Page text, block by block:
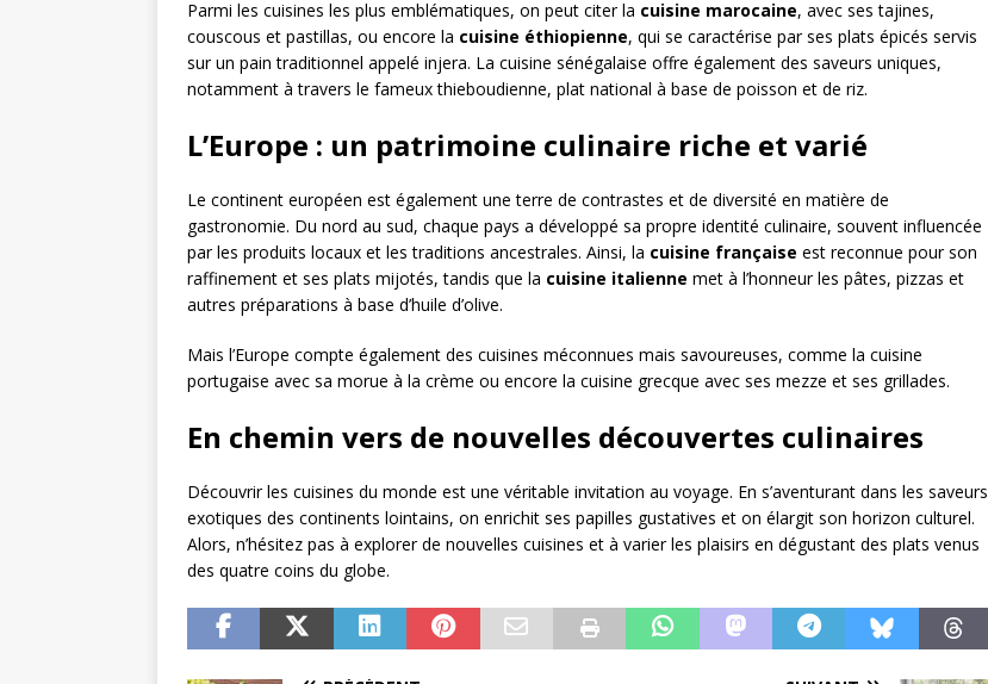
Parmi les cuisines les plus emblématiques, on peut citer la cuisine marocaine, avec ses tajines,
couscous et pastillas, ou encore la cuisine éthiopienne, qui se caractérise par ses plats épicés servis
sur un pain traditionnel appelé injera. La cuisine sénégalaise offre également des saveurs uniques,
notamment à travers le fameux thieboudienne, plat national à base de poisson et de riz.
L’Europe : un patrimoine culinaire riche et varié
Le continent européen est également une terre de contrastes et de diversité en matière de
gastronomie. Du nord au sud, chaque pays a développé sa propre identité culinaire, souvent influencée
par les produits locaux et les traditions ancestrales. Ainsi, la cuisine française est reconnue pour son
raffinement et ses plats mijotés, tandis que la cuisine italienne met à l’honneur les pâtes, pizzas et
autres préparations à base d’huile d’olive.
Mais l’Europe compte également des cuisines méconnues mais savoureuses, comme la cuisine
portugaise avec sa morue à la crème ou encore la cuisine grecque avec ses mezze et ses grillades.
En chemin vers de nouvelles découvertes culinaires
Découvrir les cuisines du monde est une véritable invitation au voyage. En s’aventurant dans les saveurs
exotiques des continents lointains, on enrichit ses papilles gustatives et on élargit son horizon culturel.
Alors, n’hésitez pas à explorer de nouvelles cuisines et à varier les plaisirs en dégustant des plats venus
des quatre coins du globe.